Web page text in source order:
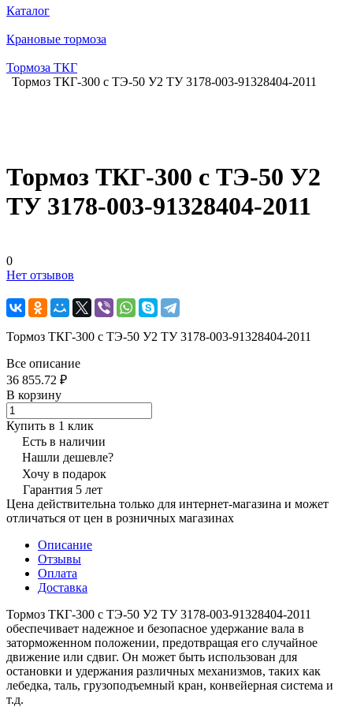
Каталог
Крановые тормоза
Тормоза ТКГ
Тормоз ТКГ-300 с ТЭ-50 У2 ТУ 3178-003-91328404-2011
Тормоз ТКГ-300 с ТЭ-50 У2
ТУ 3178-003-91328404-2011
0
Нет отзывов
Тормоз ТКГ-300 с ТЭ-50 У2 ТУ 3178-003-91328404-2011
Все описание
36 855.72 ₽
В корзину
Купить в 1 клик
Есть в наличии
Нашли дешевле?
Хочу в подарок
Гарантия 5 лет
Цена действительна только для интернет-магазина и может
отличаться от цен в розничных магазинах
Описание
Отзывы
Оплата
Доставка
Тормоз ТКГ-300 с ТЭ-50 У2 ТУ 3178-003-91328404-2011
обеспечивает надежное и безопасное удержание вала в
заторможенном положении, предотвращая его случайное
движение или сдвиг. Он может быть использован для
остановки и удержания различных механизмов, таких как
лебедка, таль, грузоподъемный кран, конвейерная система и
т.д.